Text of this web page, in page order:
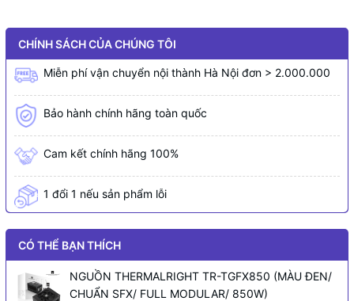
CHÍNH SÁCH CỦA CHÚNG TÔI
Miễn phí vận chuyển nội thành Hà Nội đơn > 2.000.000
Bảo hành chính hãng toàn quốc
Cam kết chính hãng 100%
1 đổi 1 nếu sản phẩm lỗi
CÓ THỂ BẠN THÍCH
NGUỒN THERMALRIGHT TR-TGFX850 (MÀU ĐEN/
CHUẨN SFX/ FULL MODULAR/ 850W)